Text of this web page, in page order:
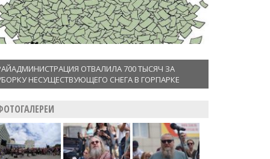
ОТВАЛИЛА 700 ТЫСЯЧ ЗА
НЕСУЩЕСТВУЮЩЕГО СНЕГА В ГОРПАРКЕ